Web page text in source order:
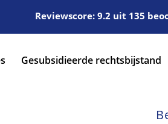
Reviewscore: 9.2 uit 135
Gesubsidieerde rechtsbijstand